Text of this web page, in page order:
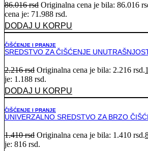
86.016rsd Originalna cena je bila: 86.016
cena je: 71.988 rsd.
DODAJ U KORPU
ČIŠĆENJE I PRANJE
SREDSTVO ZA ČIŠĆENJE
2.216rsd Originalna cena je bila: 2.216 rsd.
je: 1.188 rsd.
DODAJ U KORPU
ČIŠĆENJE I PRANJE
UNIVERZALNO SREDSTVO ZA BRZO
1.410rsd Originalna cena je bila: 1.410 rsd.
je: 816 rsd.